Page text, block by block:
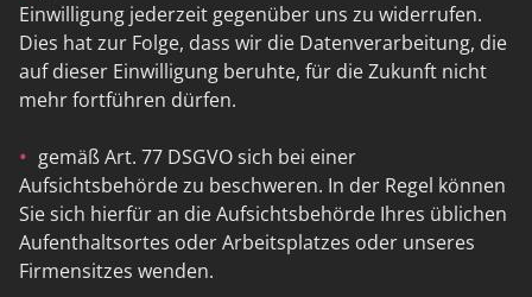
Einwilligung jederzeit gegenüber uns zu widerrufen.
Dies hat zur Folge, dass wir die Datenverarbeitung, die
auf dieser Einwilligung beruhte, für die Zukunft nicht
mehr fortführen dürfen.
gemäß Art. 77 DSGVO sich bei einer
Aufsichtsbehörde zu beschweren. In der Regel können
Sie sich hierfür an die Aufsichtsbehörde Ihres üblichen
Aufenthaltsortes oder Arbeitsplatzes oder unseres
Firmensitzes wenden.